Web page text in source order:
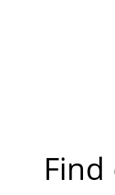
Find